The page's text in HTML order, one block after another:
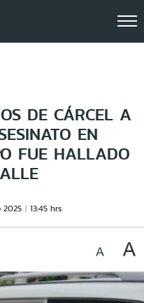
DE CÁRCEL A
EN
FUE HALLADO
2025 13:45 hrs